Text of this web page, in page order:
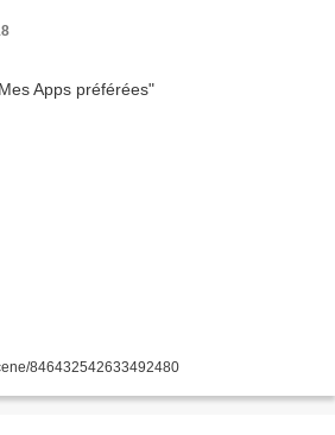
846432542633492480